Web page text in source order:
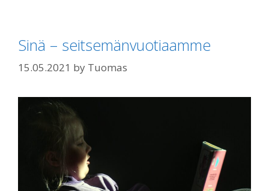
Sinä – seitsemänvuotiaamme
15.05.2021 by Tuomas